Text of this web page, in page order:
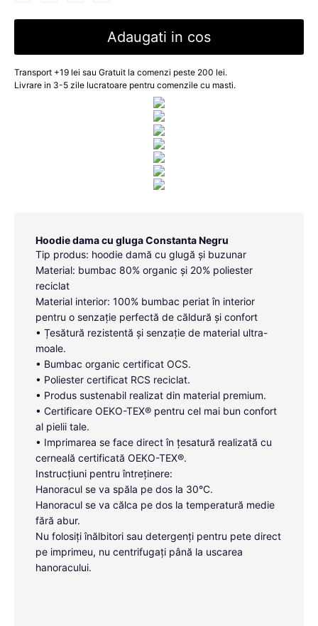
Adaugati in cos
Transport +19 lei sau Gratuit la comenzi peste 200 lei.
Livrare in 3-5 zile lucratoare pentru comenzile cu masti.
Hoodie dama cu gluga Constanta Negru
Tip produs: hoodie damă cu glugă și buzunar
Material: bumbac 80% organic și 20% poliester
reciclat
Material interior: 100% bumbac periat în interior
pentru o senzație perfectă de căldură și confort
• Țesătură rezistentă și senzație de material ultra-
moale.
• Bumbac organic certificat OCS.
• Poliester certificat RCS reciclat.
• Produs sustenabil realizat din material premium.
• Certificare OEKO-TEX® pentru cel mai bun confort
al pielii tale.
• Imprimarea se face direct în țesatură realizată cu
cerneală certificată OEKO-TEX®.
Instrucțiuni pentru întreținere:
Hanoracul se va spăla pe dos la 30°C.
Hanoracul se va călca pe dos la temperatură medie
fără abur.
Nu folosiți înălbitori sau detergenți pentru pete direct
pe imprimeu, nu centrifugați până la uscarea
hanoracului.